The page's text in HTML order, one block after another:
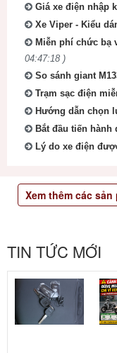
Giá xe điện nhập
Xe Viper - Kiểu
Miễn phí chức bạ
04:47:18 )
So sánh giant
Trạm sạc điện
Hướng dẫn chọn
Bắt đầu tiến hành
Lý do xe điện
Xem thêm các sản
TIN TỨC MỚI